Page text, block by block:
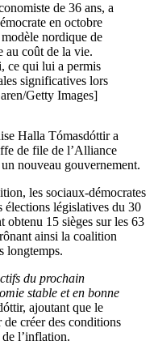
de 36 ans, a
en octobre
nordique de
au coût de la vie.
ce qui lui a permis
significatives lors
Getty Images]
Halla Tómasdóttir a
de file de l’Alliance
nouveau gouvernement.
les sociaux-démocrates
élections législatives du 30
15 sièges sur les 63
ainsi la coalition
longtemps.
du prochain
stable et en bonne
ajoutant que le
créer des conditions
de l’inflation.